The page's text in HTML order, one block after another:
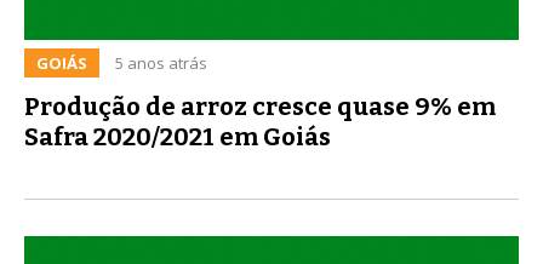
GOIÁS 5 anos atrás
Produção de arroz cresce quase 9% em
Safra 2020/2021 em Goiás